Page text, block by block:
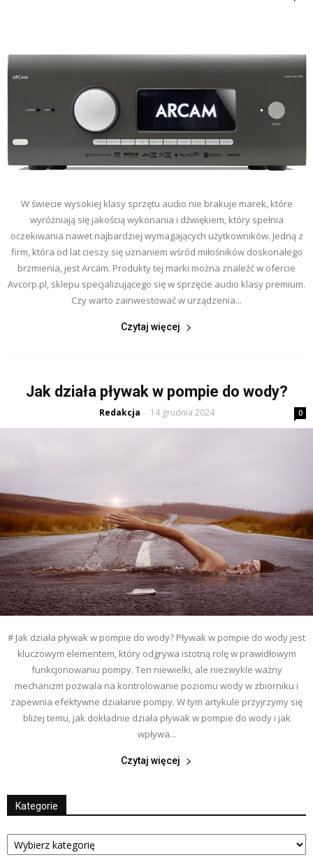
W świecie wysokiej klasy sprzętu audio nie brakuje marek, które
wyróżniają się jakością wykonania i dźwiękiem, który spełnia
oczekiwania nawet najbardziej wymagających użytkowników. Jedną z
firm, która od lat cieszy się uznaniem wśród miłośników doskonałego
brzmienia, jest Arcam. Produkty tej marki można znaleźć w ofercie
Avcorp.pl, sklepu specjalizującego się w sprzęcie audio klasy premium.
Czy warto zainwestować w urządzenia...
Czytaj więcej
Jak działa pływak w pompie do wody?
Redakcja - 14 grudnia 2024 0
# Jak działa pływak w pompie do wody? Pływak w pompie do wody jest
kluczowym elementem, który odgrywa istotną rolę w prawidłowym
funkcjonowaniu pompy. Ten niewielki, ale niezwykle ważny
mechanizm pozwala na kontrolowanie poziomu wody w zbiorniku i
zapewnia efektywne działanie pompy. W tym artykule przyjrzymy się
bliżej temu, jak dokładnie działa pływak w pompie do wody i jak
wpływa...
Czytaj więcej
Kategorie
Kategorie